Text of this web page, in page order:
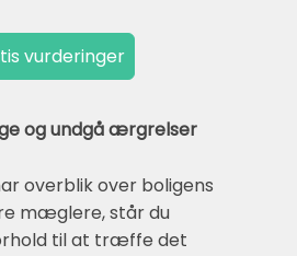
og undgå ærgrelser
overblik over boligens
mæglere, står du
til at træffe det